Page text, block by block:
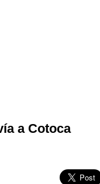
a Cotoca